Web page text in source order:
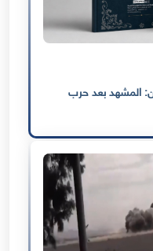
المشهد بعد حرب